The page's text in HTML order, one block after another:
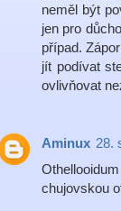
neměl být
jen pro
případ.
jít podívat
ovlivňovat
Aminux 28.
chujovskou